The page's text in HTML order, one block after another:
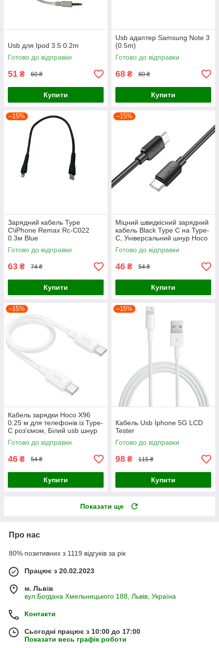
Usb для Ipod 3.5 0.2m
Готово до відправки
51 ₴ 60 ₴
Купити
Usb адаптер Samsung Note 3
(0.5m)
Готово до відправки
68 ₴ 80 ₴
Купити
–15%
Зарядний кабель Type
C\iPhone Remax Rc-C022
0.3м Blue
Готово до відправки
63 ₴ 74 ₴
Купити
–15%
Міцний швидкісний зарядний
кабель Black Type C на Type-
C, Універсальний шнур Hoco
0.25m для передачі даних
60W
Готово до відправки
46 ₴ 54 ₴
Купити
–15%
Кабель зарядки Hoco X96
0.25 м для телефонів із Type-
C роз'ємом, Білий usb шнур
60W для швидкого
заряджання смартфонів
Готово до відправки
46 ₴ 54 ₴
Купити
–15%
Кабель Usb Iphone 5G LCD
Tester
Готово до відправки
98 ₴ 115 ₴
Купити
Показати ще
Про нас
80% позитивних з 1119 відгуків за рік
Працює з 20.02.2023
м. Львів
вул.Богдана Хмельницького 188, Львів, Україна
Контакти
Сьогодні працює з 10:00 до 17:00
Показати весь графік роботи